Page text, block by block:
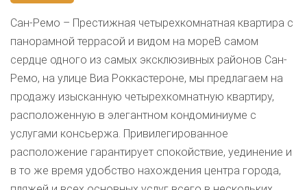
Сан-Ремо – Престижная четырехкомнатная квартира с
панорамной террасой и видом на мореВ самом
сердце одного из самых эксклюзивных районов Сан-
Ремо, на улице Виа Роккастероне, мы предлагаем на
продажу изысканную четырехкомнатную квартиру,
расположенную в элегантном кондоминиуме с
услугами консьержа. Привилегированное
расположение гарантирует спокойствие, уединение и
в то же время удобство нахождения центра города,